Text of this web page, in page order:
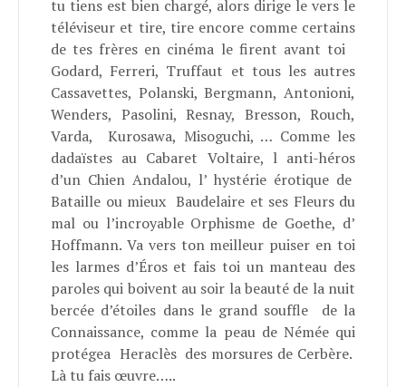
tu tiens est bien chargé, alors dirige le vers le
téléviseur et tire, tire encore comme certains
de tes frères en cinéma le firent avant toi
Godard, Ferreri, Truffaut et tous les autres
Cassavettes, Polanski, Bergmann, Antonioni,
Wenders, Pasolini, Resnay, Bresson, Rouch,
Varda, Kurosawa, Misoguchi, … Comme les
dadaïstes au Cabaret Voltaire, l anti-héros
d’un Chien Andalou, l’ hystérie érotique de
Bataille ou mieux Baudelaire et ses Fleurs du
mal ou l’incroyable Orphisme de Goethe, d’
Hoffmann. Va vers ton meilleur puiser en toi
les larmes d’Éros et fais toi un manteau des
paroles qui boivent au soir la beauté de la nuit
bercée d’étoiles dans le grand souffle de la
Connaissance, comme la peau de Némée qui
protégea Heraclès des morsures de Cerbère.
Là tu fais œuvre…..